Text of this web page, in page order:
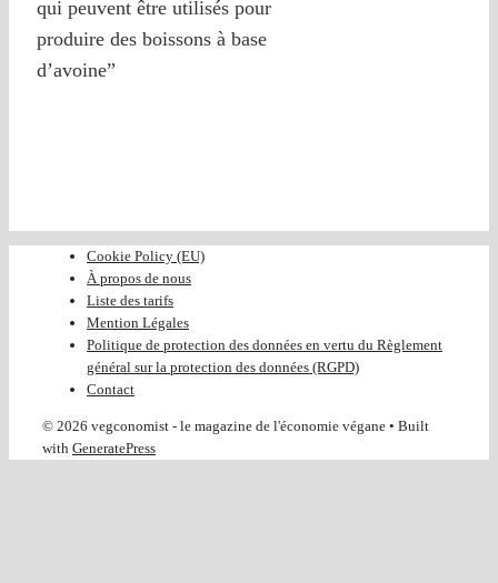
qui peuvent être utilisés pour
produire des boissons à base
d’avoine”
Cookie Policy (EU)
À propos de nous
Liste des tarifs
Mention Légales
Politique de protection des données en vertu du Règlement
général sur la protection des données (RGPD)
Contact
© 2026 vegconomist - le magazine de l'économie végane • Built
with GeneratePress